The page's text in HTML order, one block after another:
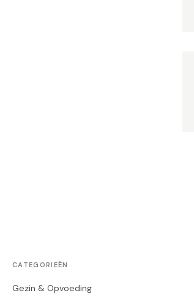
CATEGORIEËN
Gezin & Opvoeding